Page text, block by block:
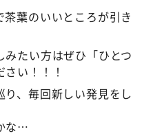
葉のいいところが引き
たい方はぜひ「ひとつ
い！！！
、毎回新しい発見をし
な…